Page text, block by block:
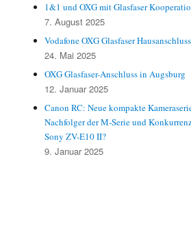
1&1 und OXG mit Glasfaser
7. August 2025
Vodafone OXG Glasfaser
24. Mai 2025
OXG Glasfaser-Anschluss in Augsburg
12. Januar 2025
Canon RC: Neue kompakte
Nachfolger der M-Serie und
Sony ZV-E10 II?
9. Januar 2025